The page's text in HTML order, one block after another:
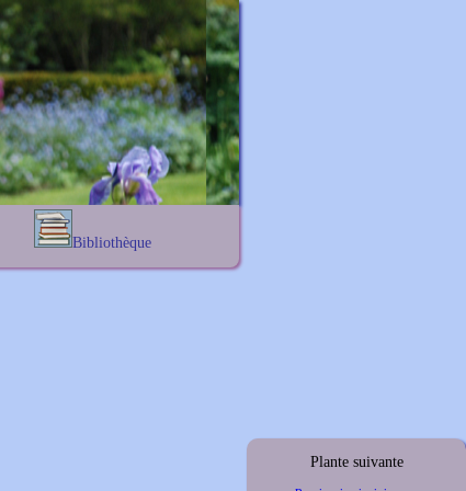
Bibliothèque
Lexique noms propres
Plante suivante